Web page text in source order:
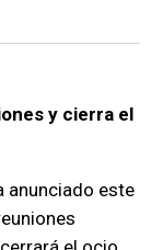
y cierra el
anunciado este